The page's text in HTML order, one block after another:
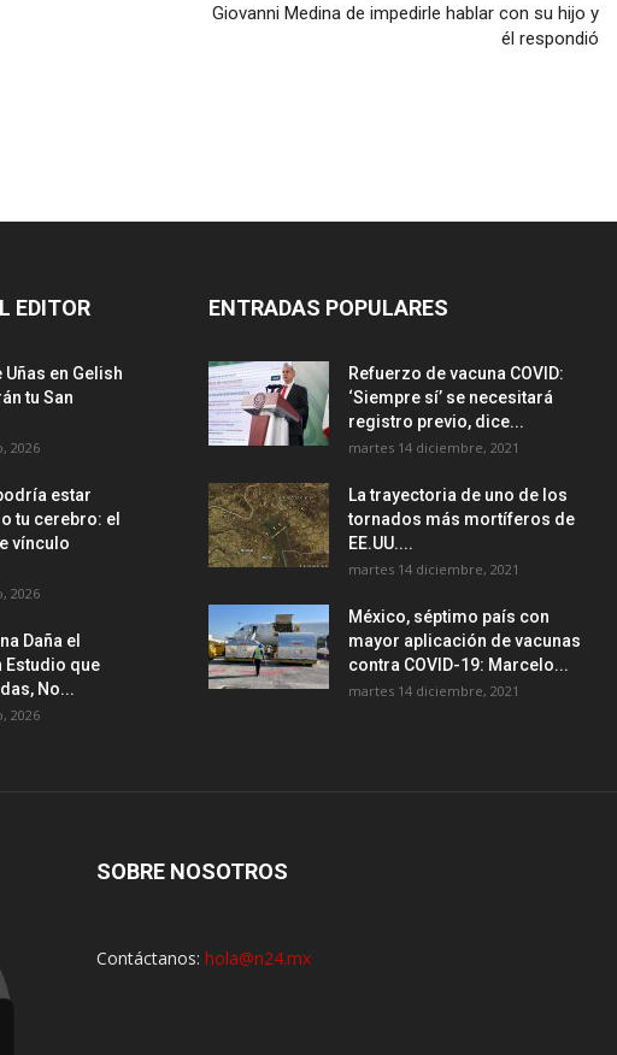
Giovanni Medina de impedirle hablar con su hijo y
él respondió
EDITOR
Uñas en Gelish
tu San
2026
estar
tu cerebro: el
vínculo
2026
Daña el
Estudio que
No...
2026
ENTRADAS POPULARES
Refuerzo de vacuna COVID:
‘Siempre sí’ se necesitará
registro previo, dice...
martes 14 diciembre, 2021
La trayectoria de uno de los
tornados más mortíferos de
EE.UU....
martes 14 diciembre, 2021
México, séptimo país con
mayor aplicación de vacunas
contra COVID-19: Marcelo...
martes 14 diciembre, 2021
SOBRE NOSOTROS
Contáctanos: hola@n24.mx